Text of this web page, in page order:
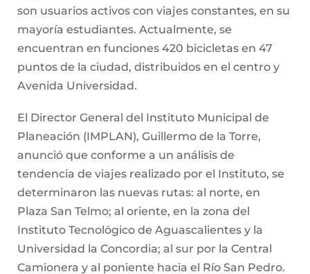
son usuarios activos con viajes constantes, en su
mayoría estudiantes. Actualmente, se
encuentran en funciones 420 bicicletas en 47
puntos de la ciudad, distribuidos en el centro y
Avenida Universidad.
El Director General del Instituto Municipal de
Planeación (IMPLAN), Guillermo de la Torre,
anunció que conforme a un análisis de
tendencia de viajes realizado por el Instituto, se
determinaron las nuevas rutas: al norte, en
Plaza San Telmo; al oriente, en la zona del
Instituto Tecnológico de Aguascalientes y la
Universidad la Concordia; al sur por la Central
Camionera y al poniente hacia el Río San Pedro.